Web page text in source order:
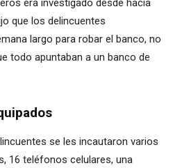
era investigado desde hacía
que los delincuentes
largo para robar el banco, no
todo apuntaban a un banco de
se les incautaron varios
16 teléfonos celulares, una